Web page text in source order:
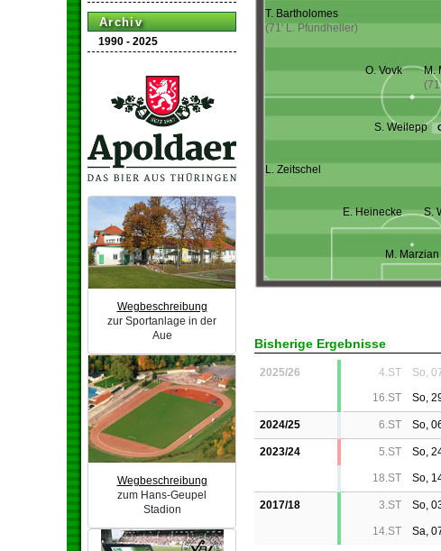
Archiv
1990 - 2025
Wegbeschreibung
zur Sportanlage in der
Aue
Wegbeschreibung
zum Hans-Geupel
Stadion
T. Bartholomes
(71' L. Pfundheller)
O. Vovk
M.
S. Weilepp
L. Zeitschel
E. Heinecke S.
M. Marzian
Bisherige Ergebnisse
2025/26 4.ST So,
16.ST
So,
2024/25 6.ST So,
2023/24 5.ST So,
18.ST So,
2017/18 3.ST So,
14.ST Sa,